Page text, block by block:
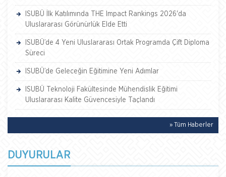
ISUBÜ İlk Katılımında THE Impact Rankings 2026'da
Uluslararası Görünürlük Elde Etti
ISUBÜ’de 4 Yeni Uluslararası Ortak Programda Çift Diploma
Süreci
ISUBÜ’de Geleceğin Eğitimine Yeni Adımlar
ISUBÜ Teknoloji Fakültesinde Mühendislik Eğitimi
Uluslararası Kalite Güvencesiyle Taçlandı
» Tüm Haberler
DUYURULAR